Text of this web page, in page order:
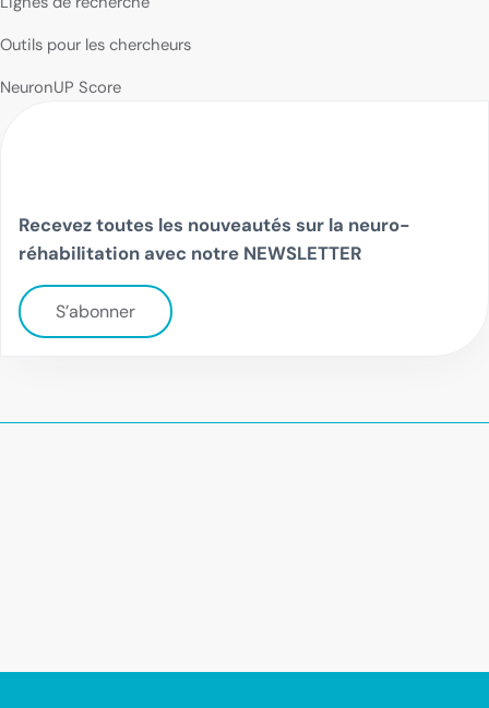
Outils pour les chercheurs
NeuronUP Score
Recevez toutes les nouveautés sur la neuro-
réhabilitation avec notre NEWSLETTER
S’abonner